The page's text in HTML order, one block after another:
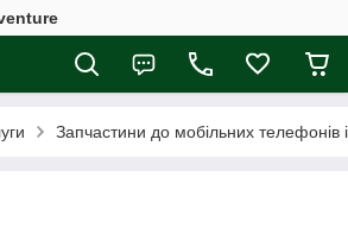
Запчастини до мобільних телефонів